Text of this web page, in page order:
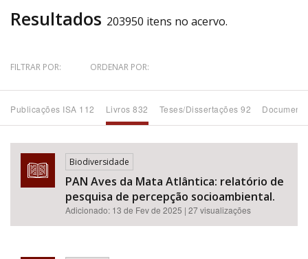
Tema
Subtema
Área de Levantamento
Área Protegida
Resultados 203950 itens no acervo.
FILTRAR POR: ORDENAR POR:
Publicações ISA 112 Livros 832 Teses/Dissertações 92
Biodiversidade
PAN Aves da Mata Atlântica: relatório de
pesquisa de percepção socioambiental.
Adicionado: 13 de Fev de 2025 | 27 visualizações